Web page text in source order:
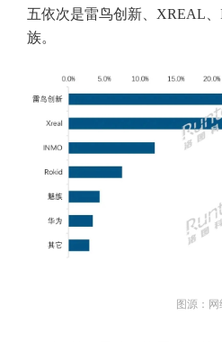
五依次是雷鸟创新、XREAL
族。
图源：网